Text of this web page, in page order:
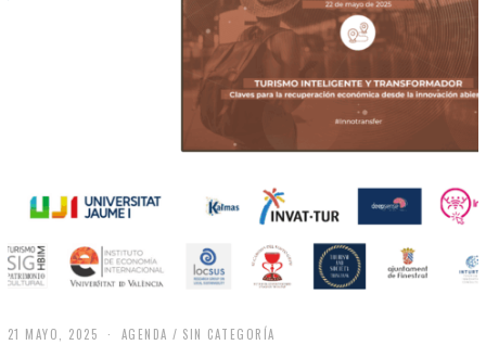
21 MAYO, 2025 AGENDA / SIN CATEGORÍA